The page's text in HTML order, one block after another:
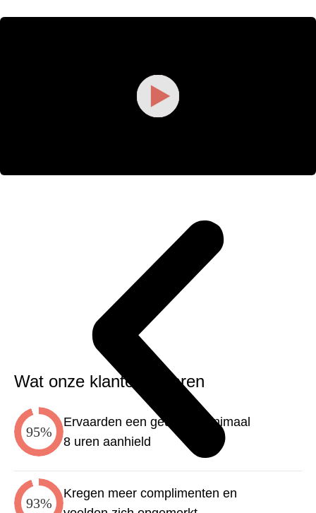
Wat onze klanten ervaren
95%
Ervaarden een geur die minimaal
8 uren aanhield
93%
Kregen meer complimenten en